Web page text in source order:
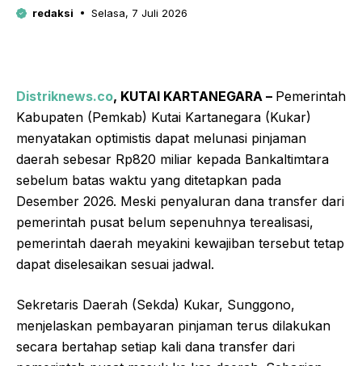
redaksi Selasa, 7 Juli 2026
Distriknews.co, KUTAI KARTANEGARA – Pemerintah
Kabupaten (Pemkab) Kutai Kartanegara (Kukar)
menyatakan optimistis dapat melunasi pinjaman
daerah sebesar Rp820 miliar kepada Bankaltimtara
sebelum batas waktu yang ditetapkan pada
Desember 2026. Meski penyaluran dana transfer dari
pemerintah pusat belum sepenuhnya terealisasi,
pemerintah daerah meyakini kewajiban tersebut tetap
dapat diselesaikan sesuai jadwal.
Sekretaris Daerah (Sekda) Kukar, Sunggono,
menjelaskan pembayaran pinjaman terus dilakukan
secara bertahap setiap kali dana transfer dari